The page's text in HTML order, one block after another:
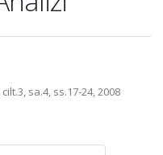
sa.4, ss.17-24, 2008